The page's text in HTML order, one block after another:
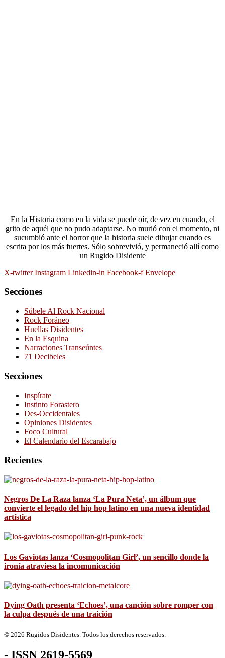
En la Historia como en la vida se puede oír, de vez en cuando, el
grito de aquél que no pudo adaptarse. No murió con el momento, ni
sucumbió ante el horror que la historia suele dibujar cuando es
escrita por los más fuertes. Sólo sobrevivió, y permaneció allí como
un Rugido Disidente
X-twitter Instagram Linkedin-in Facebook-f Envelope
Secciones
Súbele Al Rock Nacional
Rock Foráneo
Huellas Disidentes
En la Esquina
Narraciones Transeúntes
71 Decibeles
Secciones
Inspírate
Instinto Forastero
Des-Occidentales
Opiniones Disidentes
Foco Cultural
El Calendario del Escarabajo
Recientes
Negros De La Raza lanza ‘La Pura Neta’, un álbum que
convierte el legado del hip hop latino en una nueva identidad
artística
Los Gaviotas lanza ‘Cosmopolitan Girl’, un sencillo donde la
ironía atraviesa la incomunicación
Dying Oath presenta ‘Echoes’, una canción sobre romper con
la culpa después de una traición
© 2026 Rugidos Disidentes. Todos los derechos reservados.
- ISSN 2619-5569